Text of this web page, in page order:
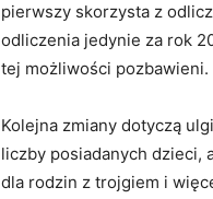
pierwszy skorzysta z
odliczenia jedynie za rok
tej możliwości pozbawieni.
Kolejna zmiany dotyczą
liczby posiadanych dzieci,
dla rodzin z trojgiem i